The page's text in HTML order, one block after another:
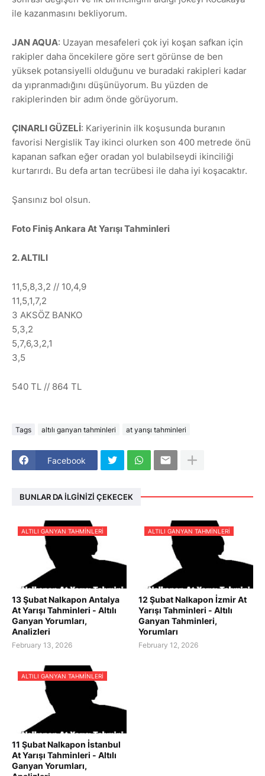
ile kazanmasını bekliyorum.
JAN AQUA: Uzayan mesafeleri çok iyi koşan safkan için
rakipler daha öncekilere göre sert görünse de ben
yüksek potansiyelli olduğunu ve buradaki rakipleri kadar
da yıpranmadığını düşünüyorum. Bu yüzden de
rakiplerinden bir adım önde görüyorum.
ÇINARLI GÜZELİ: Kariyerinin ilk koşusunda buranın
favorisi Nergislik Tay ikinci olurken son 400 metrede önü
kapanan safkan eğer oradan yol bulabilseydi ikinciliği
kurtarırdı. Bu defa artan tecrübesi ile daha iyi koşacaktır.
Şansınız bol olsun.
Foto Finiş Ankara At Yarışı Tahminleri
2. ALTILI
11,5,8,3,2 // 10,4,9
11,5,1,7,2
3 AKSÖZ BANKO
5,3,2
5,7,6,3,2,1
3,5
540 TL // 864 TL
Tags altılı ganyan tahminleri at yarışı tahminleri
Facebook
BUNLAR DA İLGINIZI ÇEKECEK
ALTILI GANYAN TAHMINLERI
13 Şubat Nalkapon Antalya
At Yarışı Tahminleri - Altılı
Ganyan Yorumları,
Analizleri
February 13, 2026
ALTILI GANYAN TAHMINLERI
12 Şubat Nalkapon İzmir At
Yarışı Tahminleri - Altılı
Ganyan Tahminleri,
Yorumları
February 12, 2026
ALTILI GANYAN TAHMINLERI
11 Şubat Nalkapon İstanbul
At Yarışı Tahminleri - Altılı
Ganyan Yorumları,